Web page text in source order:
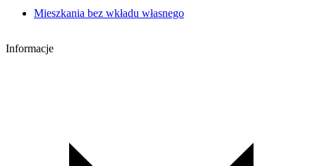
Mieszkania bez wkładu własnego
Informacje